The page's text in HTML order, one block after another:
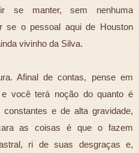
se manter, sem nenhuma
se o pessoal aqui de Houston
vivinho da Silva.
Afinal de contas, pense em
você terá noção do quanto é
e de alta gravidade,
as coisas é que o fazem
ri de suas desgraças e,